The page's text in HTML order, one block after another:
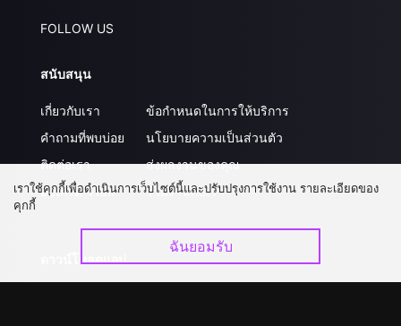
FOLLOW US
สนับสนุน
เกี่ยวกับเรา
คำถามที่พบบ่อย
ติดต่อเรา
อัปเกรด วีไอพี
ข้อกำหนดในการให้บริการ
นโยบายความเป็นส่วนตัว
ส่งผลงานของคุณ
ร่วมงานกับเรา
ดาวน์โหลดแอป
เราใช้คุกกี้เพื่อดำเนินการเว็บไซต์นี้และปรับปรุงการใช้งาน รายละเอียดของ
คุกกี้
ฉันยอมรับ